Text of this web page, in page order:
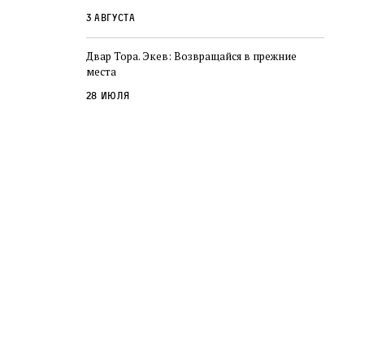
3 августа
Двар Тора. Экев: Возвращайся в прежние
места
28 июля